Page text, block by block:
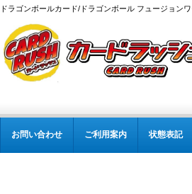
ドラゴンボールカード/ドラゴンボール フュージョン
お問い合わせ ご利用案内 状態表記